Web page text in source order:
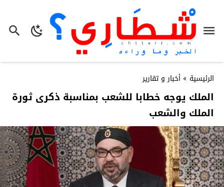
الرئيسية » أخبار و تقارير
الملك يوجه خطابا للشعب بمناسبة ذكرى ثورة
الملك والشعب